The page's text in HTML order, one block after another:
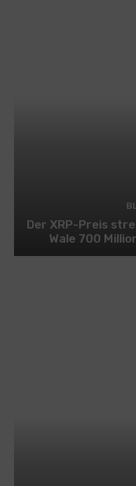
Der XRP-Preis
Wale 700